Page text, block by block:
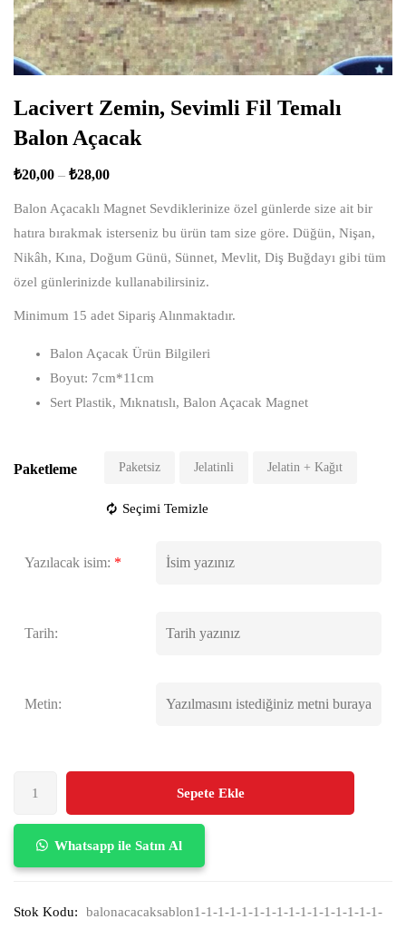
Lacivert Zemin, Sevimli Fil Temalı
Balon Açacak
₺20,00 – ₺28,00
Balon Açacaklı Magnet Sevdiklerinize özel günlerde size ait bir
hatıra bırakmak isterseniz bu ürün tam size göre. Düğün, Nişan,
Nikâh, Kına, Doğum Günü, Sünnet, Mevlit, Diş Buğdayı gibi tüm
özel günlerinizde kullanabilirsiniz.
Minimum 15 adet Sipariş Alınmaktadır.
Balon Açacak Ürün Bilgileri
Boyut: 7cm*11cm
Sert Plastik, Mıknatıslı, Balon Açacak Magnet
Paketleme Paketsiz Jelatinli Jelatin + Kağıt
Seçimi Temizle
Yazılacak isim: *
Tarih:
Metin:
Sepete Ekle
Whatsapp ile Satın Al
Stok Kodu:
balonacacaksablon1-1-1-1-1-1-1-1-1-1-1-1-1-1-1-1-